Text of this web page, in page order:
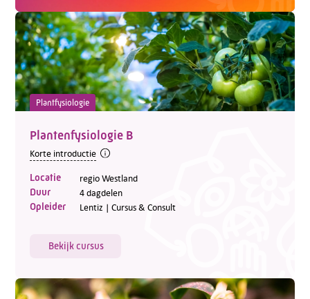
Plantfysiologie
Plantenfysiologie B
Korte introductie
Locatie regio Westland
Duur 4 dagdelen
Opleider Lentiz | Cursus & Consult
Bekijk cursus